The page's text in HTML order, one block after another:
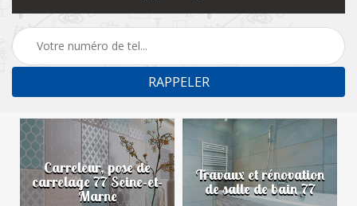
Carreleur, pose de
carrelage 77 Seine-et-
Marne
Travaux et rénovation
de salle de bain 77